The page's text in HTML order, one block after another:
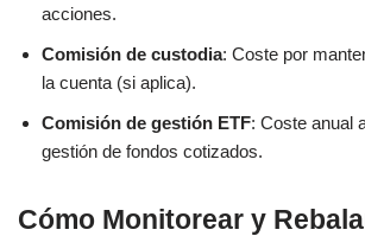
acciones.
Comisión de custodia: Coste por
la cuenta (si aplica).
Comisión de gestión ETF: Coste anual
gestión de fondos cotizados.
Cómo Monitorear y